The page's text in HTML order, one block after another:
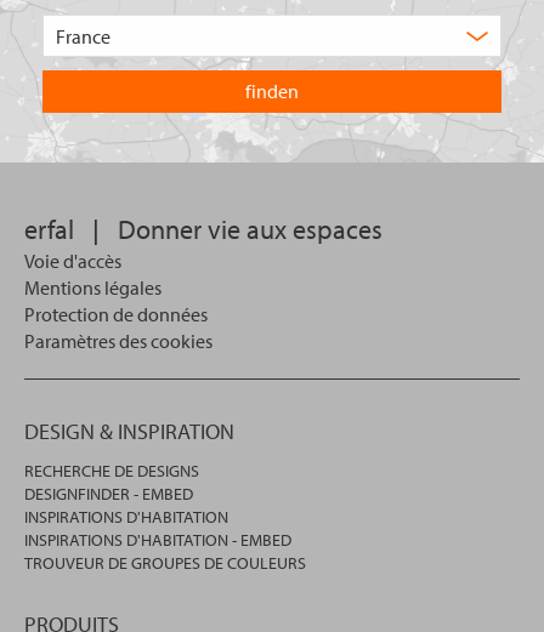
de
recherchez-
vous
?
pays
dans
lequel
vous
souhaitez
recherche.
erfal | Donner vie aux espaces
Voie d'accès
Mentions légales
Protection de données
Paramètres des cookies
DESIGN & INSPIRATION
RECHERCHE DE DESIGNS
DESIGNFINDER - EMBED
INSPIRATIONS D'HABITATION
INSPIRATIONS D'HABITATION - EMBED
TROUVEUR DE GROUPES DE COULEURS
PRODUITS